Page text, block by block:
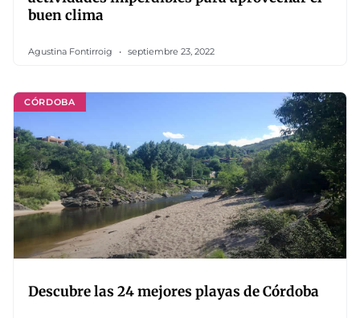
buen clima
Agustina Fontirroig septiembre 23, 2022
CÓRDOBA
Descubre las 24 mejores playas de Córdoba